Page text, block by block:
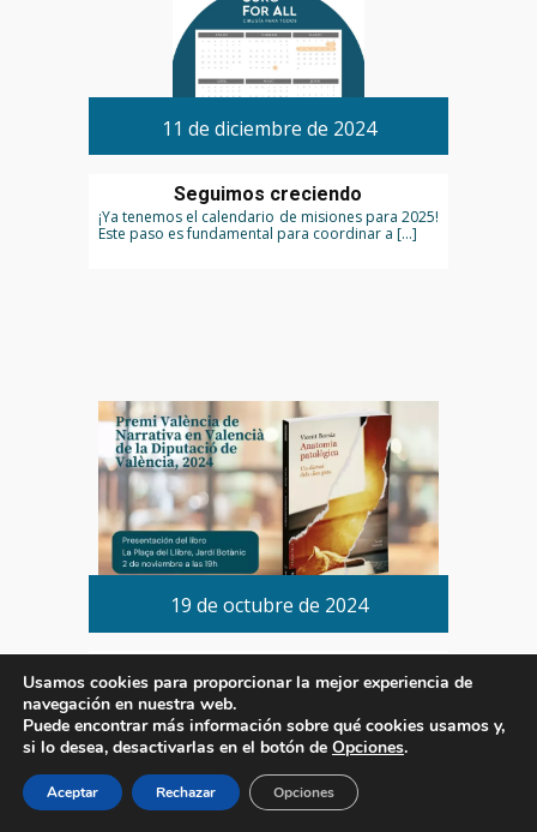
11 de diciembre de 2024
Seguimos creciendo
¡Ya tenemos el calendario de misiones para 2025!
Este paso es fundamental para coordinar a […]
19 de octubre de 2024
Vicent Borràs: Literatura y
Solidaridad Unen Fuerzas
El 18 de octubre de 2024, en la sala Alfons el
Magnànim del Centre Cultural […]
Usamos cookies para proporcionar la mejor experiencia de
navegación en nuestra web.
Puede encontrar más información sobre qué cookies usamos y,
si lo desea, desactivarlas en el botón de Opciones.
Aceptar Rechazar Opciones